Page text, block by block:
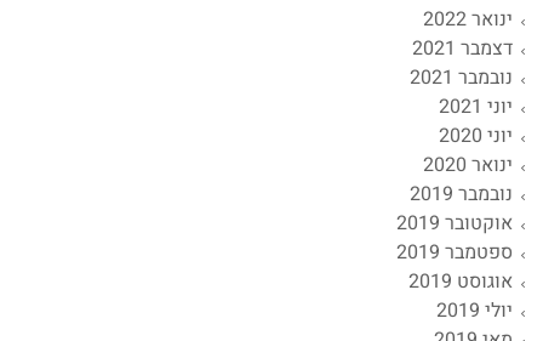
ינואר 2022
דצמבר 2021
נובמבר 2021
יוני 2021
יוני 2020
ינואר 2020
נובמבר 2019
אוקטובר 2019
ספטמבר 2019
אוגוסט 2019
יולי 2019